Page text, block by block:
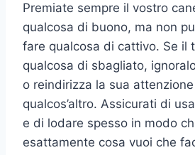
Premiate sempre il vostro
qualcosa di buono, ma non
fare qualcosa di cattivo. Se il
qualcosa di sbagliato,
o reindirizza la sua
qualcos’altro. Assicurati di
e di lodare spesso in modo
esattamente cosa vuoi che